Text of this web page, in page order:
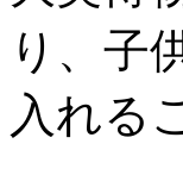
り、子
入れる